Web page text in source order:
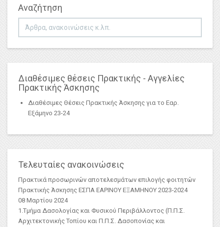
Αναζήτηση
Αναζήτηση...
Διαθέσιμες θέσεις Πρακτικής - Αγγελίες
Πρακτικής Άσκησης
Διαθέσιμες Θέσεις Πρακτικής Άσκησης για το Εαρ.
Εξάμηνο 23-24
Τελευταίες ανακοινώσεις
Πρακτικά προσωρινών αποτελεσμάτων επιλογής φοιτητών
Πρακτικής Άσκησης ΕΣΠΑ ΕΑΡΙΝΟΥ ΕΞΑΜΗΝΟΥ 2023-2024
08 Μαρτίου 2024
1.Τμήμα Δασολογίας και Φυσικού Περιβάλλοντος (Π.Π.Σ.
Αρχιτεκτονικής Τοπίου και Π.Π.Σ. Δασοπονίας και